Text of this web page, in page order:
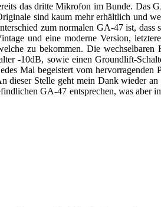
das dritte Mikrofon im Bunde. Das
sind kaum mehr erhältlich und
zum normalen GA-47 ist,
und eine moderne Version,
zu bekommen. Die wechselbaren
-10dB, sowie einen Groundlift-
Mal begeistert vom hervorragenden
dieser Stelle geht mein Dank wieder
GA-47 entsprechen, was aber